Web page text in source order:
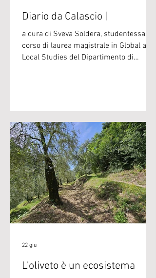
Diario da Calascio |
a cura di Sveva Soldera, studentessa del
corso di laurea magistrale in Global and
Local Studies del Dipartimento di
domenica 7 giugno a Calascio la quarta
masterclass della Scuola di
perfezionamento per la pastorizia
estensiva di Calascio, un progetto che
nasce da un’idea di Slow Food Italia e
D.R.E.Am I
L'oliveto è un ecosistema
22 giu